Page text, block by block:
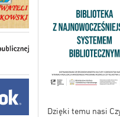
Dzięki temu nasi